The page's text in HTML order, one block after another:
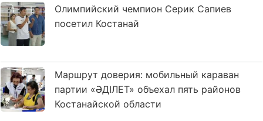
Олимпийский чемпион Серик Сапиев
посетил Костанай
Маршрут доверия: мобильный караван
партии «ӘДІЛЕТ» объехал пять районов
Костанайской области